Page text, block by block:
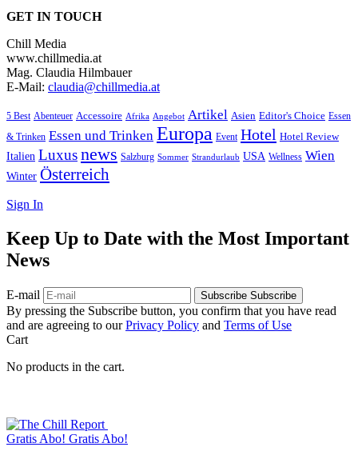
GET IN TOUCH
Chill Media
www.chillmedia.at
Mag. Claudia Hilmbauer
E-Mail: claudia@chillmedia.at
5 Best Abenteuer Accessoire Afrika Angebot Artikel Asien Editor's Choice Essen
& Trinken Essen und Trinken Europa Event Hotel Hotel Review
Italien Luxusnews Salzburg Sommer Strandurlaub USA Wellness Wien
Winter Österreich
Sign In
Keep Up to Date with the Most Important
News
E-mail Subscribe Subscribe
By pressing the Subscribe button, you confirm that you have read
and are agreeing to ourPrivacy Policy and Terms of Use
Cart
No products in the cart.
Gratis Abo! Gratis Abo!